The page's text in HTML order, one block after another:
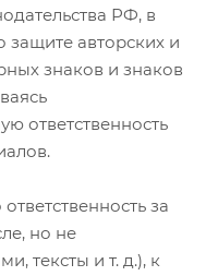
РФ, в
защите авторских и
знаков и знаков
ответственность
за
но не
тексты и т. д.), к